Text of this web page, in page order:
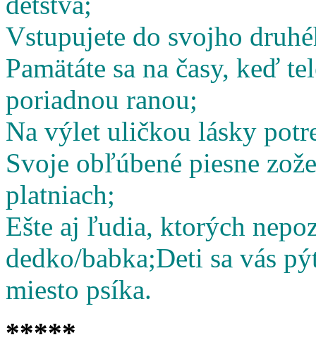
Vstupujete do svojho
Pamätáte sa na časy, keď
poriadnou ranou;
Na výlet uličkou lásky
Svoje obľúbené piesne
platniach;
Ešte aj ľudia, ktorých
dedko/babka;Deti sa vás
miesto psíka.
*****